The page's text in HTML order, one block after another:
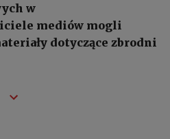
w
mediów mogli
dotyczące zbrodni